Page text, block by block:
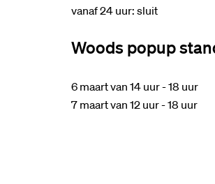
vanaf 24 uur: sluit
Woods popup
6 maart van 14 uur - 18 uur
7 maart van 12 uur - 18 uur